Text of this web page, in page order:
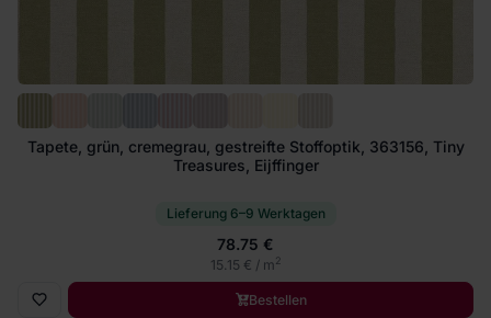
Tapete, grün, cremegrau, gestreifte Stoffoptik, 363156, Tiny
Treasures, Eijffinger
Lieferung 6–9 Werktagen
78.75 €
15.15 € / m2
Bestellen